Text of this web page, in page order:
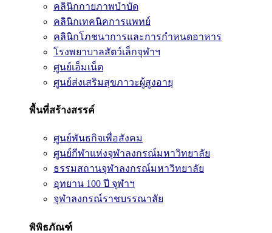
คลินิกกายภาพบำบัด
คลินิกเทคนิคการแพทย์
คลินิกโภชนาการและการกำหนดอาหาร
โรงพยาบาลสัตว์เล็กจุฬาฯ
ศูนย์เอ็มเน็ต
ศูนย์ส่งเสริมสุขภาวะผู้สูงอายุ
พื้นที่สร้างสรรค์
ศูนย์พันธกิจเพื่อสังคม
ศูนย์กีฬาแห่งจุฬาลงกรณ์มหาวิทยาลัย
ธรรมสถานจุฬาลงกรณ์มหาวิทยาลัย
อุทยาน 100 ปี จุฬาฯ
จุฬาลงกรณ์ราชบรรณาลัย
พิพิธภัณฑ์